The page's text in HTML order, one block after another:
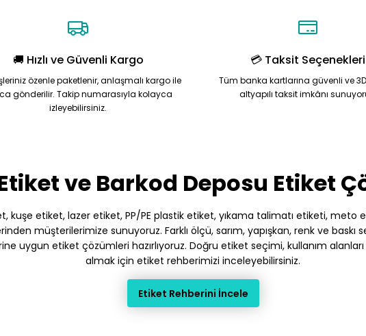
🚚 Hızlı ve Güvenli Kargo
özenle paketlenir, anlaşmalı kargo ile
gönderilir. Takip numarasıyla kolayca
izleyebilirsiniz.
💳 Taksit Seçenekleri
Tüm banka kartlarına güvenli ve
altyapılı taksit imkânı
ve Barkod Deposu Etiket
kuşe etiket, lazer etiket, PP/PE plastik etiket, yıkama talimatı etiketi, meto
müşterilerimize sunuyoruz. Farklı ölçü, sarım, yapışkan, renk ve
uygun etiket çözümleri hazırlıyoruz. Doğru etiket seçimi, kullanım
almak için etiket rehberimizi inceleyebilirsiniz.
Etiket Rehberini İncele